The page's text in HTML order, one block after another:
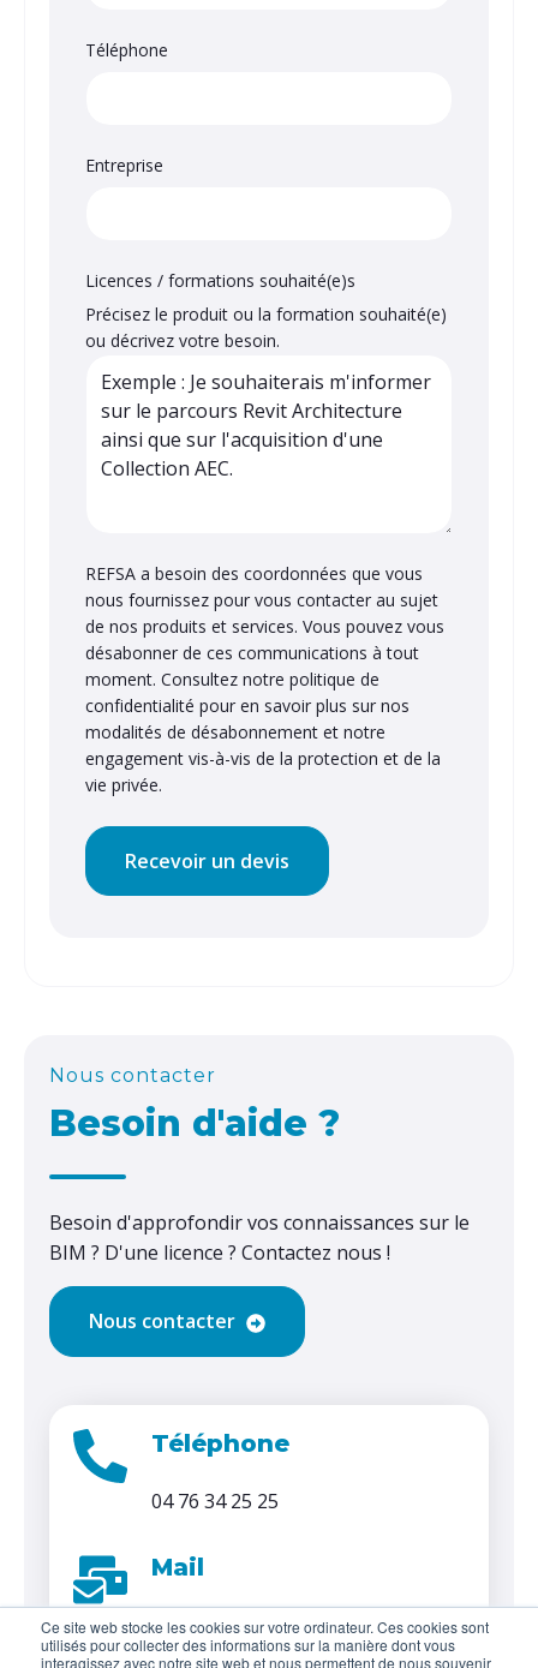
Ce site web stocke les cookies sur votre ordinateur. Ces cookies sont
utilisés pour collecter des informations sur la manière dont vous
interagissez avec notre site web et nous permettent de nous souvenir
Téléphone
Entreprise
Licences / formations souhaité(e)s
Précisez le produit ou la formation souhaité(e)
ou décrivez votre besoin.
REFSA a besoin des coordonnées que vous
nous fournissez pour vous contacter au sujet
de nos produits et services. Vous pouvez vous
désabonner de ces communications à tout
moment. Consultez notre politique de
confidentialité pour en savoir plus sur nos
modalités de désabonnement et notre
engagement vis-à-vis de la protection et de la
vie privée.
Nous contacter
Besoin d'aide ?
Besoin d'approfondir vos connaissances sur le
BIM ? D'une licence ? Contactez nous !
Nous contacter
Téléphone
04 76 34 25 25
Mail
contact@refsa.com